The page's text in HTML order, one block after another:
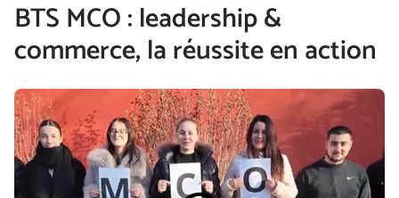
BTS MCO : leadership &
commerce, la réussite en action